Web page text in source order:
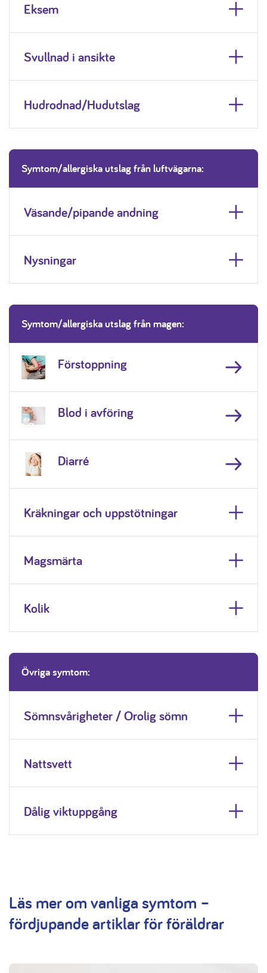
Eksem
Svullnad i ansikte
Hudrodnad/Hudutslag
Symtom/allergiska utslag från luftvägarna:
Väsande/pipande andning
Nysningar
Symtom/allergiska utslag från magen:
Förstoppning
Blod i avföring
Diarré
Kräkningar och uppstötningar
Magsmärta
Kolik
Övriga symtom:
Sömnsvårigheter / Orolig sömn
Nattsvett
Dålig viktuppgång
Läs mer om vanliga symtom –
fördjupande artiklar för föräldrar